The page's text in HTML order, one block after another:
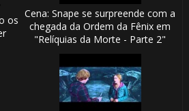
os
Cena: Snape se surpreende com a
chegada da Ordem da Fênix em
"Relíquias da Morte - Parte 2"